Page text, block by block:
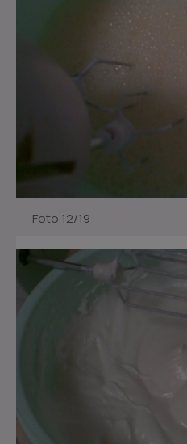
Foto 12/19